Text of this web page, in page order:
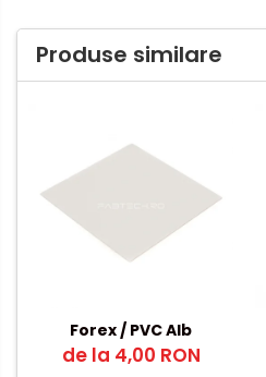
Produse similare
Forex / PVC Alb
de la 4,00 RON